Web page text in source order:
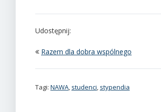
Udostępnij:
Razem dla dobra wspólnego
Tagi: NAWA, studenci, stypendia